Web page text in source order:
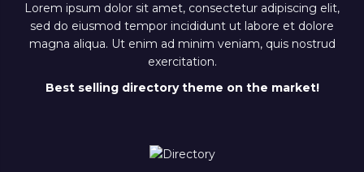
Lorem ipsum dolor sit amet, consectetur adipiscing elit,
sed do eiusmod tempor incididunt ut labore et dolore
magna aliqua. Ut enim ad minim veniam, quis nostrud
exercitation.
Best selling directory theme on the market!